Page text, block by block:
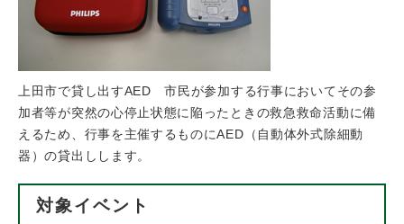
上田市で貸し出すAED 市民が参加する行事においてその参
加者等が突然の心停止状態に陥ったときの救急救命活動に備
えるため、行事を主催するものにAED（自動体外式除細動
器）の貸出しします。
対象イベント